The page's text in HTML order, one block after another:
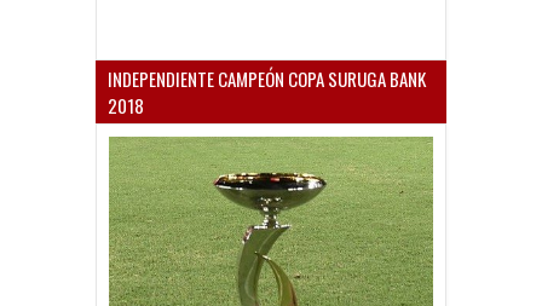
INDEPENDIENTE CAMPEÓN COPA SURUGA BANK
2018